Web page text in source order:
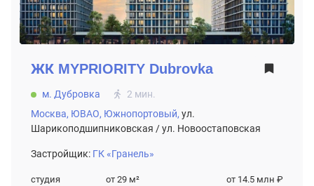
ЖК MYPRIORITY Dubrovka
м. Дубровка
2 мин.
Москва, ЮВАО, Южнопортовый, ул.
Шарикоподшипниковская / ул. Новоостаповская
Застройщик: ГК «Гранель»
студия от 29 м²
от 14.5 млн ₽